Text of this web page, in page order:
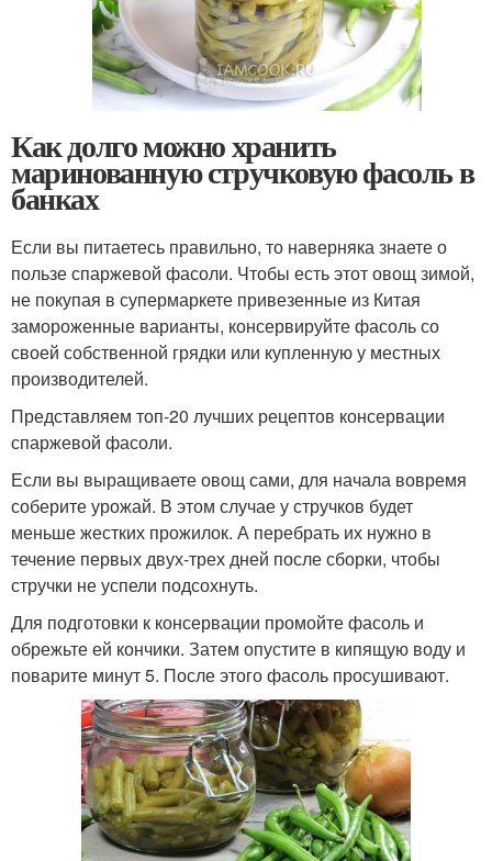
Как долго можно хранить
маринованную стручковую фасоль в
банках
Если вы питаетесь правильно, то наверняка знаете о
пользе спаржевой фасоли. Чтобы есть этот овощ зимой,
не покупая в супермаркете привезенные из Китая
замороженные варианты, консервируйте фасоль со
своей собственной грядки или купленную у местных
производителей.
Представляем топ-20 лучших рецептов консервации
спаржевой фасоли.
Если вы выращиваете овощ сами, для начала вовремя
соберите урожай. В этом случае у стручков будет
меньше жестких прожилок. А перебрать их нужно в
течение первых двух-трех дней после сборки, чтобы
стручки не успели подсохнуть.
Для подготовки к консервации промойте фасоль и
обрежьте ей кончики. Затем опустите в кипящую воду и
поварите минут 5. После этого фасоль просушивают.